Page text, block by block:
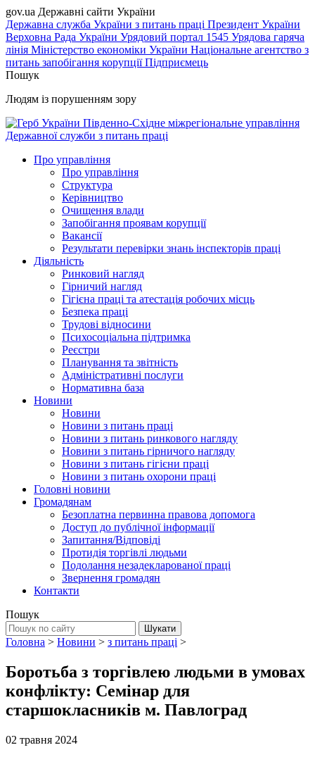
gov.ua Державні сайти України
Державна служба України з питань праці Президент України
Верховна Рада України Урядовий портал 1545 Урядова гаряча
лінія Міністерство економіки України Національне агентство з
питань запобігання корупціїПідприємець
Пошук
Людям із порушенням зору
Південно-Східне міжрегіональне управління
Державної служби з питань праці
Про управління
Про управління
Структура
Керівництво
Очищення влади
Запобігання проявам корупції
Вакансії
Результати перевірки знань інспекторів праці
Діяльність
Ринковий нагляд
Гірничий нагляд
Гігієна праці та атестація робочих місць
Безпека праці
Трудові відносини
Психосоціальна підтримка
Реєстри
Планування та звітність
Адміністративні послуги
Нормативна база
Новини
Новини
Новини з питань праці
Новини з питань ринкового нагляду
Новини з питань гірничого нагляду
Новини з питань гігієни праці
Новини з питань охорони праці
Головні новини
Громадянам
Безоплатна первинна правова допомога
Доступ до публічної інформації
Запитання/Відповіді
Протидія торгівлі людьми
Подолання незадекларованої праці
Звернення громадян
Контакти
Пошук
Головна > Новини > з питань праці >
Боротьба з торгівлею людьми в умовах
конфлікту: Семінар для
старшокласників м. Павлоград
02 травня 2024